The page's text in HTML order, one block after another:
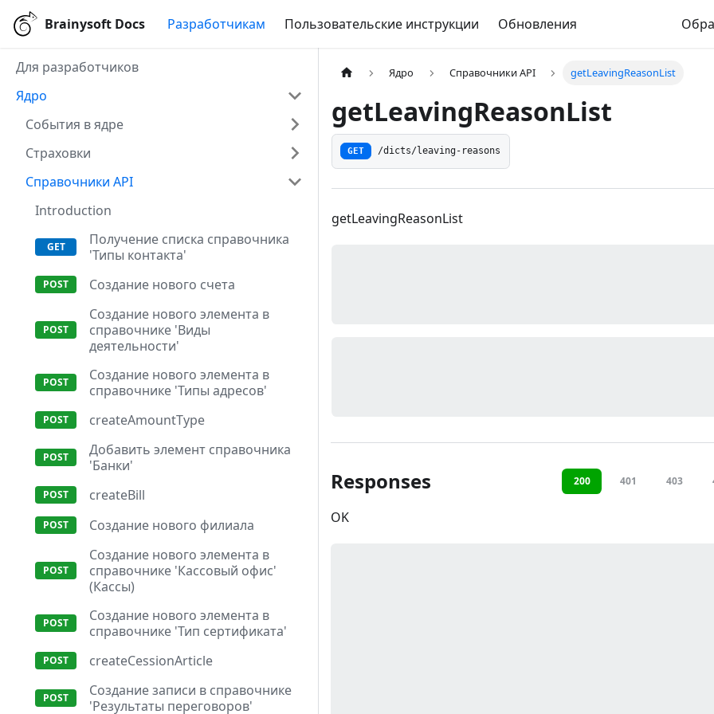
Brainysoft Docs Разработчикам Пользовательские инструкции Обновления
Для разработчиков
Ядро
События в ядре
Страховки
Справочники API
Introduction
Получение списка справочника
'Типы контакта'
Создание нового счета
Создание нового элемента в
справочнике 'Виды
деятельности'
Создание нового элемента в
справочнике 'Типы адресов'
createAmountType
Добавить элемент справочника
'Банки'
createBill
Создание нового филиала
Создание нового элемента в
справочнике 'Кассовый офис'
(Кассы)
Создание нового элемента в
справочнике 'Тип сертификата'
createCessionArticle
Создание записи в справочнике
'Результаты переговоров'
Ядро Справочники API getLeavingReasonList
getLeavingReasonList
GET /dicts/leaving-reasons
getLeavingReasonList
Responses 200 401 403
OK